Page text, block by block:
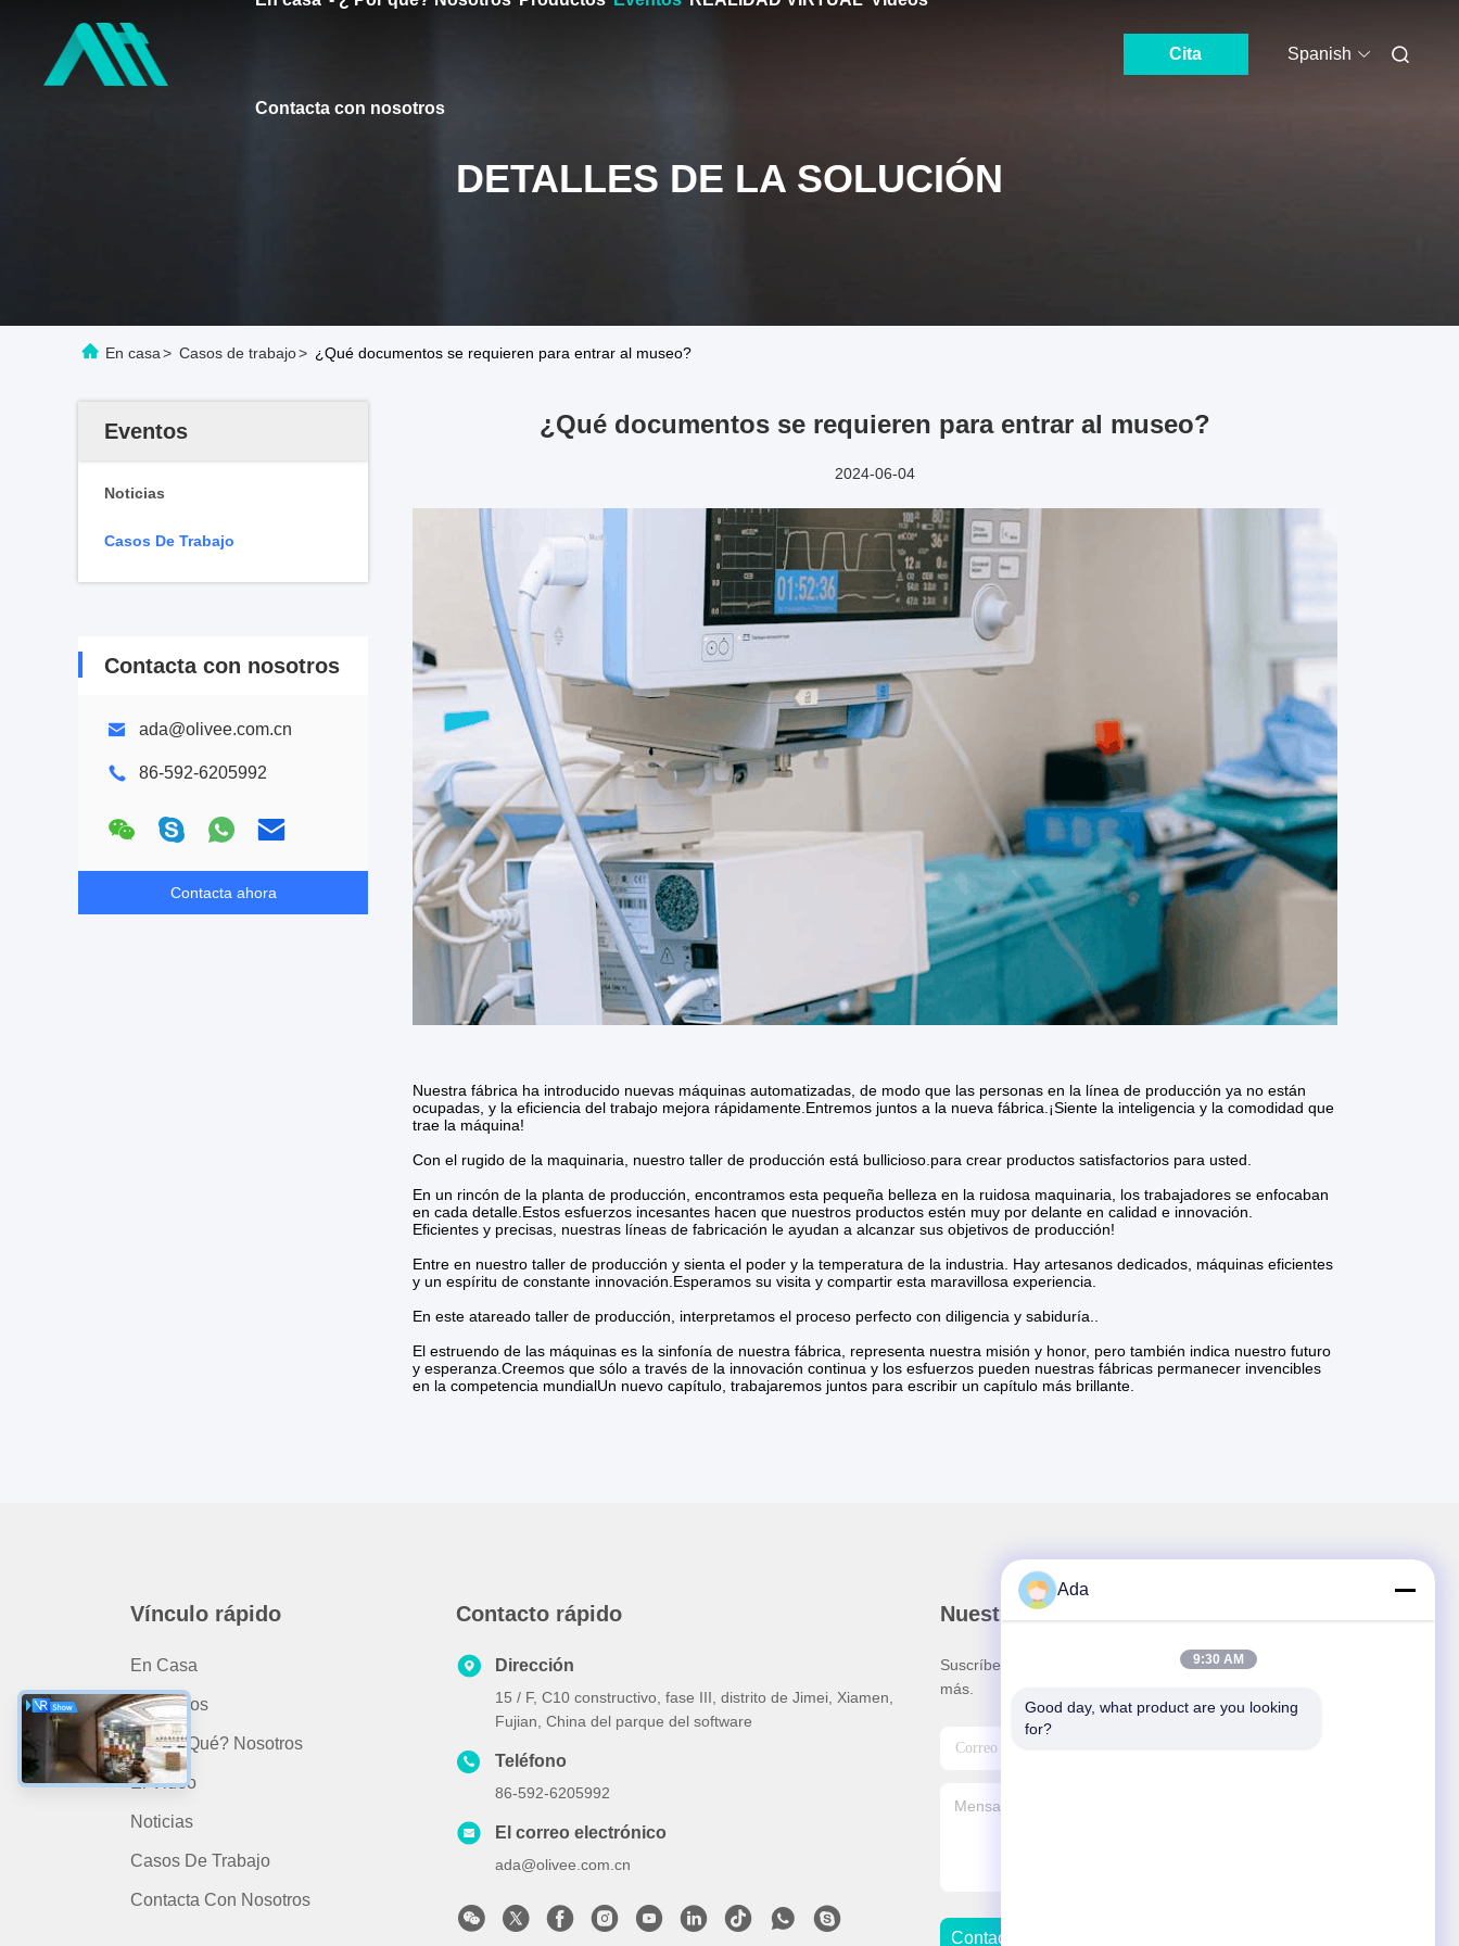
Contacta con nosotros
Cita Spanish
DETALLES DE LA SOLUCIÓN
En casa> Casos de trabajo> ¿Qué documentos se requieren para entrar al museo?
Eventos
Noticias
Casos De Trabajo
Contacta con nosotros
ada@olivee.com.cn
86-592-6205992
Contacta ahora
¿Qué documentos se requieren para entrar al museo?
2024-06-04
Nuestra fábrica ha introducido nuevas máquinas automatizadas, de modo que las personas en la línea de producción ya no están
ocupadas, y la eficiencia del trabajo mejora rápidamente.Entremos juntos a la nueva fábrica.¡Siente la inteligencia y la comodidad que
trae la máquina!
Con el rugido de la maquinaria, nuestro taller de producción está bullicioso.para crear productos satisfactorios para usted.
En un rincón de la planta de producción, encontramos esta pequeña belleza en la ruidosa maquinaria, los trabajadores se enfocaban
en cada detalle.Estos esfuerzos incesantes hacen que nuestros productos estén muy por delante en calidad e innovación.
Eficientes y precisas, nuestras líneas de fabricación le ayudan a alcanzar sus objetivos de producción!
Entre en nuestro taller de producción y sienta el poder y la temperatura de la industria. Hay artesanos dedicados, máquinas eficientes
y un espíritu de constante innovación.Esperamos su visita y compartir esta maravillosa experiencia.
En este atareado taller de producción, interpretamos el proceso perfecto con diligencia y sabiduría..
El estruendo de las máquinas es la sinfonía de nuestra fábrica, representa nuestra misión y honor, pero también indica nuestro futuro
y esperanza.Creemos que sólo a través de la innovación continua y los esfuerzos pueden nuestras fábricas permanecer invencibles
en la competencia mundialUn nuevo capítulo, trabajaremos juntos para escribir un capítulo más brillante.
Vínculo rápido
En Casa
Productos
- ¿ Por Qué? Nosotros
El Video
Noticias
Casos De Trabajo
Contacta Con Nosotros
Contacto rápido
Dirección
15 / F, C10 constructivo, fase III, distrito de Jimei, Xiamen,
Fujian, China del parque del software
Teléfono
86-592-6205992
El correo electrónico
ada@olivee.com.cn
Nuestro boletín
Suscríbete a nuestro boletín para obtener descuentos y
más.
Contacta Con Nosotros
Ada
9:30 AM
Good day, what product are you looking
for?